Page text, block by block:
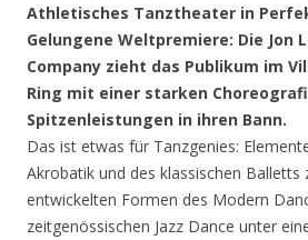
Athletisches Tanztheater in
Gelungene Weltpremiere: Die Jon
Company zieht das Publikum im
Ring mit einer starken
Spitzenleistungen in ihren Bann.
Das ist etwas für Tanzgenies:
Akrobatik und des klassischen
entwickelten Formen des Modern
zeitgenössischen Jazz Dance unter